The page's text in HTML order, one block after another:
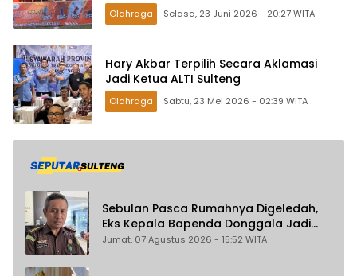
Olahraga Selasa, 23 Juni 2026 - 20:27 WITA
Hary Akbar Terpilih Secara Aklamasi
Jadi Ketua ALTI Sulteng
Olahraga Sabtu, 23 Mei 2026 - 02:39 WITA
Sebulan Pasca Rumahnya Digeledah,
Eks Kepala Bapenda Donggala Jadi
Tersangka Dugaan Korupsi
Jumat, 07 Agustus 2026 - 15:52 WITA